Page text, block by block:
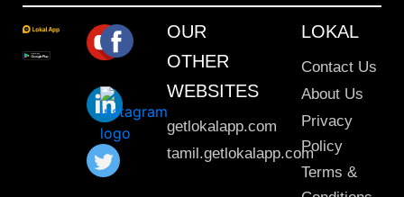
OUR
OTHER
WEBSITES
getlokalapp.com
tamil.getlokalapp.com
LOKAL
Contact Us
About Us
Privacy
Policy
Terms &